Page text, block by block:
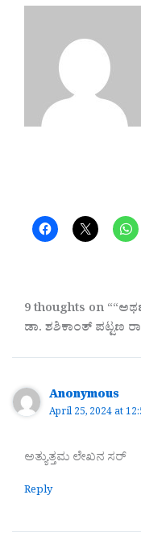
9 thoughts on
ಡಾ. ಶಶಿಕಾಂತ್ ಪಟ್ಟಣ
Anonymous
April 25, 2024 at
ಅತ್ಯುತ್ತಮ ಲೇಖನ ಸರ್
Reply